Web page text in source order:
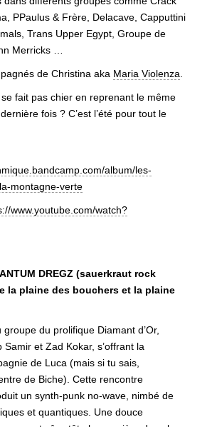
PPaulus & Frère, Delacave, Capputtini
Trans Upper Egypt, Groupe de
Merricks …
de Christina aka Maria Violenza
fait pas chier en reprenant le même
fois ? C’est l’été pour tout le
album/les-
montagne-verte
www.youtube.com/watch?
DREGZ (sauerkraut rock
la plaine des bouchers et la plaine
du prolifique Diamant d’Or,
et Zad Kokar, s’offrant la
de Luca (mais si tu sais,
de Biche). Cette rencontre
un synth-punk no-wave, nimbé de
et quantiques. Une douce